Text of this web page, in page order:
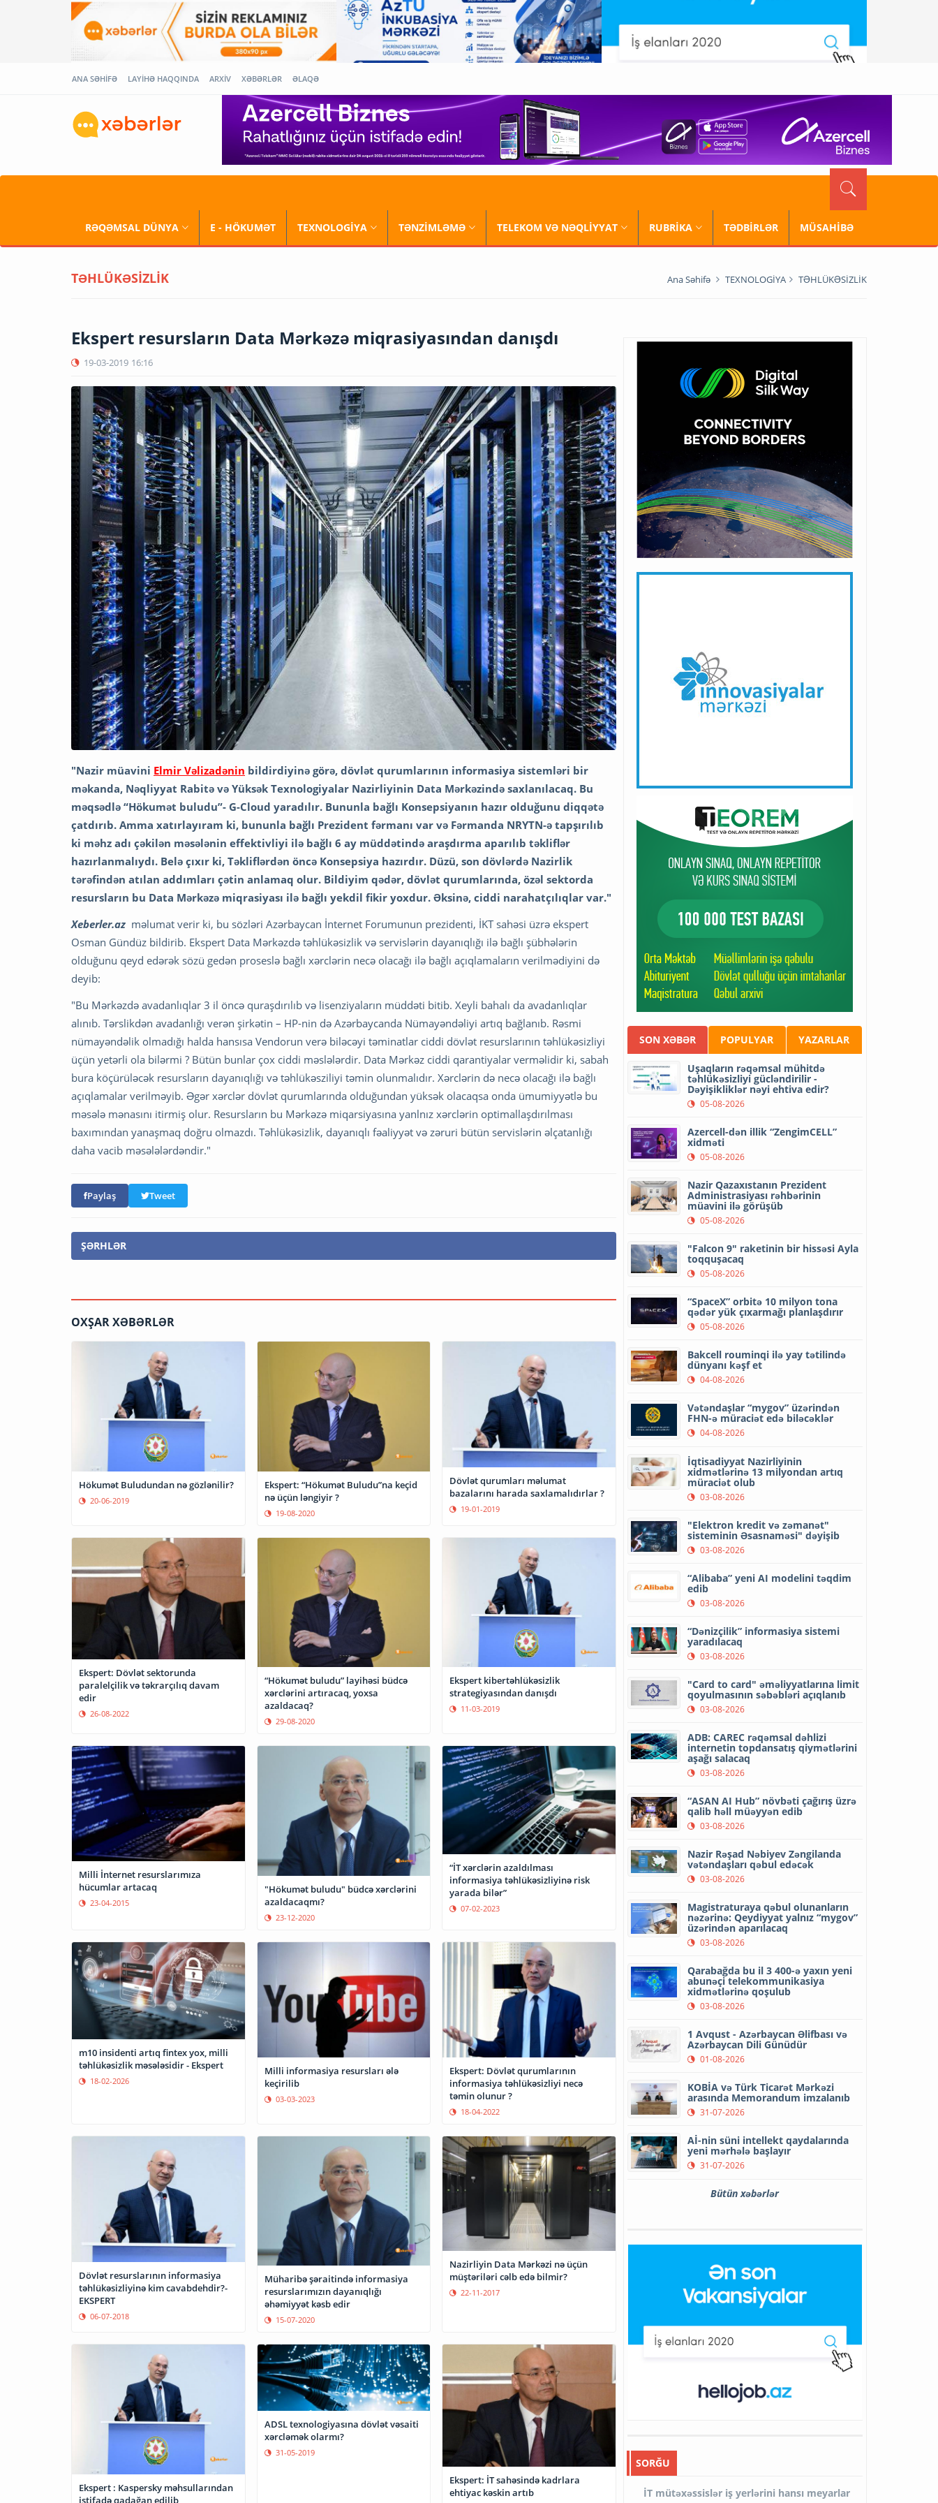
ANA SƏHİFƏ LAYİHƏ HAQQINDA ARXİV XƏBƏRLƏR ƏLAQƏ
RƏQƏMSAL DÜNYA E - HÖKUMƏT TEXNOLOGİYA TƏNZİMLƏMƏ TELEKOM VƏ NƏQLİYYAT RUBRİKA TƏDBİRLƏR MÜSAHİBƏ
TƏHLÜKƏSİZLİK Ana Səhifə TEXNOLOGİYA TƏHLÜKƏSİZLİK
Ekspert resursların Data Mərkəzə miqrasiyasından danışdı
19-03-2019 16:16
"Nazir müavini Elmir Vəlizadənin bildirdiyinə görə, dövlət qurumlarının informasiya sistemləri bir
məkanda, Nəqliyyat Rabitə və Yüksək Texnologiyalar Nazirliyinin Data Mərkəzində saxlanılacaq. Bu
məqsədlə “Hökumət buludu”- G-Cloud yaradılır. Bununla bağlı Konsepsiyanın hazır olduğunu diqqətə
çatdırıb. Amma xatırlayıram ki, bununla bağlı Prezident fərmanı var və Fərmanda NRYTN-ə tapşırılıb
ki məhz adı çəkilən məsələnin effektivliyi ilə bağlı 6 ay müddətində araşdırma aparılıb təkliflər
hazırlanmalıydı. Belə çıxır ki, Təkliflərdən öncə Konsepsiya hazırdır. Düzü, son dövlərdə Nazirlik
tərəfindən atılan addımları çətin anlamaq olur. Bildiyim qədər, dövlət qurumlarında, özəl sektorda
resursların bu Data Mərkəzə miqrasiyası ilə bağlı yekdil fikir yoxdur. Əksinə, ciddi narahatçılıqlar var."
Xeberler.az məlumat verir ki, bu sözləri Azərbaycan İnternet Forumunun prezidenti, İKT sahəsi üzrə ekspert
Osman Gündüz bildirib. Ekspert Data Mərkəzdə təhlükəsizlik və servislərin dayanıqlığı ilə bağlı şübhələrin
olduğunu qeyd edərək sözü gedən proseslə bağlı xərclərin necə olacağı ilə bağlı açıqlamaların verilmədiyini də
deyib:
"Bu Mərkəzdə avadanlıqlar 3 il öncə quraşdırılıb və lisenziyaların müddəti bitib. Xeyli bahalı da avadanlıqlar
alınıb. Tərslikdən avadanlığı verən şirkətin – HP-nin də Azərbaycanda Nümayəndəliyi artıq bağlanıb. Rəsmi
nümayəndəlik olmadığı halda hansısa Vendorun verə biləcəyi təminatlar ciddi dövlət resurslarının təhlükəsizliyi
üçün yetərli ola bilərmi ? Bütün bunlar çox ciddi məslələrdir. Data Mərkəz ciddi qarantiyalar verməlidir ki, sabah
bura köçürüləcək resursların dayanıqlığı və təhlükəsziliyi təmin olunmalıdır. Xərclərin də necə olacağı ilə bağlı
açıqlamalar verilməyib. Əgər xərclər dövlət qurumlarında olduğundan yüksək olacaqsa onda ümumiyyətlə bu
məsələ mənasını itirmiş olur. Resursların bu Mərkəzə miqarsiyasına yanlnız xərclərin optimallaşdırılması
baxımından yanaşmaq doğru olmazdı. Təhlükəsizlik, dayanıqlı fəaliyyət və zəruri bütün servislərin əlçatanlığı
daha vacib məsələlərdəndir."
Paylaş Tweet
ŞƏRHLƏR
OXŞAR XƏBƏRLƏR
Hökumət Buludundan nə gözlənilir?
20-06-2019
Ekspert: “Hökumət Buludu”na keçid
nə üçün ləngiyir ?
19-08-2020
Dövlət qurumları məlumat
bazalarını harada saxlamalıdırlar ?
19-01-2019
Ekspert: Dövlət sektorunda
paralelçilik və təkrarçılıq davam
edir
26-08-2022
“Hökumət buludu” layihəsi büdcə
xərclərini artıracaq, yoxsa
azaldacaq?
29-08-2020
Ekspert kibertəhlükəsizlik
strategiyasından danışdı
11-03-2019
Milli İnternet resurslarımıza
hücumlar artacaq
23-04-2015
"Hökumət buludu" büdcə xərclərini
azaldacaqmı?
23-12-2020
“İT xərclərin azaldılması
informasiya təhlükəsizliyinə risk
yarada bilər”
07-02-2023
m10 insidenti artıq fintex yox, milli
təhlükəsizlik məsələsidir - Ekspert
18-02-2026
Milli informasiya resursları ələ
keçirilib
03-03-2023
Ekspert: Dövlət qurumlarının
informasiya təhlükəsizliyi necə
təmin olunur ?
18-04-2022
Dövlət resurslarının informasiya
təhlükəsizliyinə kim cavabdehdir?-
EKSPERT
06-07-2018
Müharibə şəraitində informasiya
resurslarımızın dayanıqlığı
əhəmiyyət kəsb edir
15-07-2020
Nazirliyin Data Mərkəzi nə üçün
müştəriləri cəlb edə bilmir?
22-11-2017
Ekspert : Kaspersky məhsullarından
istifadə qadağan edilib
ADSL texnologiyasına dövlət vəsaiti
xərcləmək olarmı?
31-05-2019
Ekspert: İT sahəsində kadrlara
ehtiyac kəskin artıb
SON XƏBƏR POPULYAR YAZARLAR
Uşaqların rəqəmsal mühitdə
təhlükəsizliyi gücləndirilir -
Dəyişikliklər nəyi ehtiva edir?
05-08-2026
Azercell-dən illik “ZengimCELL”
xidməti
05-08-2026
Nazir Qazaxıstanın Prezident
Administrasiyası rəhbərinin
müavini ilə görüşüb
05-08-2026
"Falcon 9" raketinin bir hissəsi Ayla
toqquşacaq
05-08-2026
“SpaceX” orbitə 10 milyon tona
qədər yük çıxarmağı planlaşdırır
05-08-2026
Bakcell rouminqi ilə yay tətilində
dünyanı kəşf et
04-08-2026
Vətəndaşlar “mygov” üzərindən
FHN-ə müraciət edə biləcəklər
04-08-2026
İqtisadiyyat Nazirliyinin
xidmətlərinə 13 milyondan artıq
müraciət olub
03-08-2026
"Elektron kredit və zəmanət"
sisteminin Əsasnaməsi" dəyişib
03-08-2026
“Alibaba” yeni AI modelini təqdim
edib
03-08-2026
“Dənizçilik” informasiya sistemi
yaradılacaq
03-08-2026
"Card to card" əməliyyatlarına limit
qoyulmasının səbəbləri açıqlanıb
03-08-2026
ADB: CAREC rəqəmsal dəhlizi
internetin topdansatış qiymətlərini
aşağı salacaq
03-08-2026
“ASAN AI Hub” növbəti çağırış üzrə
qalib həll müəyyən edib
03-08-2026
Nazir Rəşad Nəbiyev Zəngilanda
vətəndaşları qəbul edəcək
03-08-2026
Magistraturaya qəbul olunanların
nəzərinə: Qeydiyyat yalnız “mygov”
üzərindən aparılacaq
03-08-2026
Qarabağda bu il 3 400-ə yaxın yeni
abunəçi telekommunikasiya
xidmətlərinə qoşulub
03-08-2026
1 Avqust - Azərbaycan Əlifbası və
Azərbaycan Dili Günüdür
01-08-2026
KOBİA və Türk Ticarət Mərkəzi
arasında Memorandum imzalanıb
31-07-2026
Aİ-nin süni intellekt qaydalarında
yeni mərhələ başlayır
31-07-2026
Bütün xəbərlər
SORĞU
İT mütəxəssislər iş yerlərini hansı meyarlar